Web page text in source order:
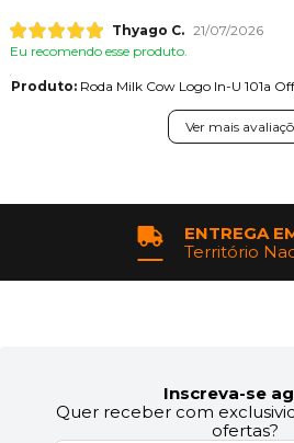
Thyago C. 21/07/2026
Eu recomendo esse produto.
Produto:Roda Milk Cow Logo In-U 101a
Ver mais
ENTREGA
Território
Inscreva-se
Quer receber com
ofertas?